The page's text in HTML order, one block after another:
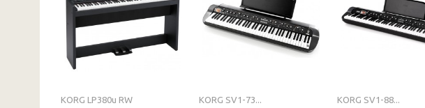
KORG LP380u RW KORG SV1-73... KORG SV1-88...